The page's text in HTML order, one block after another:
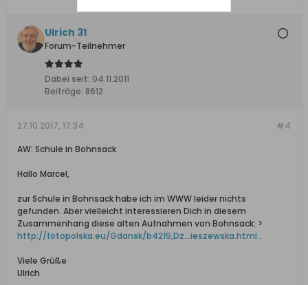
Ulrich 31
Forum-Teilnehmer
Dabei seit: 04.11.2011
Beiträge: 8612
#4
27.10.2017, 17:34
AW: Schule in Bohnsack
Hallo Marcel,
zur Schule in Bohnsack habe ich im WWW leider nichts
gefunden. Aber vielleicht interessieren Dich in diesem
Zusammenhang diese alten Aufnahmen von Bohnsack: >
http://fotopolska.eu/Gdansk/b4215,Dz...ieszewska.html .
Viele Grüße
Ulrich